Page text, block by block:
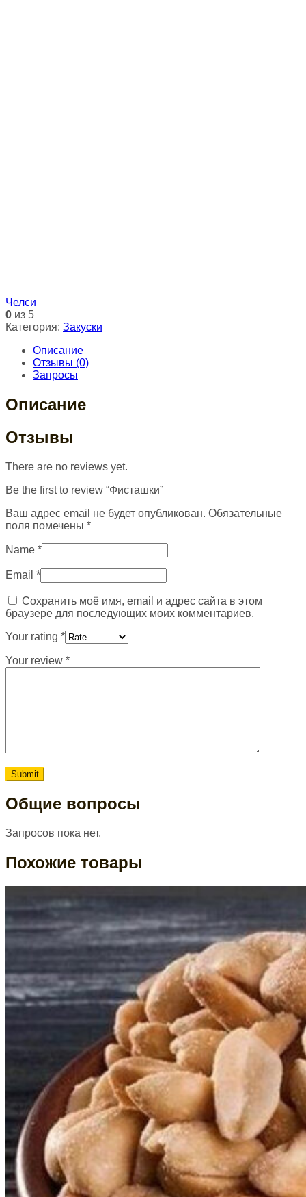
Челси
0 из 5
Категория: Закуски
Описание
Отзывы (0)
Запросы
Описание
Отзывы
There are no reviews yet.
Be the first to review “Фисташки”
Ваш адрес email не будет опубликован. Обязательные
поля помечены *
Name *
Email *
Сохранить моё имя, email и адрес сайта в этом
браузере для последующих моих комментариев.
Your rating *
Your review *
Общие вопросы
Запросов пока нет.
Похожие товары